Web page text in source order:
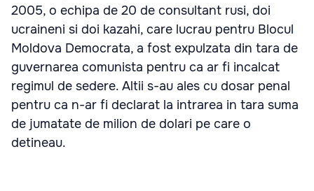
2005, o echipa de 20 de consultant rusi, doi
ucraineni si doi kazahi, care lucrau pentru Blocul
Moldova Democrata, a fost expulzata din tara de
guvernarea comunista pentru ca ar fi incalcat
regimul de sedere. Altii s-au ales cu dosar penal
pentru ca n-ar fi declarat la intrarea in tara suma
de jumatate de milion de dolari pe care o
detineau.